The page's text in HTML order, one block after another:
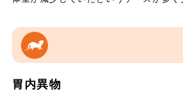
胃内異物